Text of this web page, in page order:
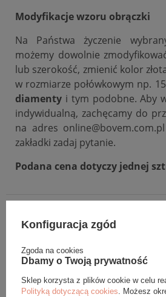
Modyfikacje wzoru obrączki
Na Państwa życzenie
możemy dowolnie
lub szerokość, zmienić kolor
w rozmiarze połówkowym np.
diamenty i tym podobne. Aby
indywidualną, zachęcamy do
na adres
zakładki zadaj pytanie.
Podana cena dotyczy jednej
GWARANCJA
Konfiguracja zgód
Zgoda na cookies
Dbamy o Twoją prywatność
Sklep korzysta z plików cookie w celu
Polityką dotyczącą cookies . Możesz